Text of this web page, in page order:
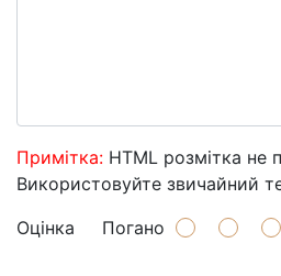
Примітка: HTML розмітка не
Використовуйте звичайний
Оцінка Погано